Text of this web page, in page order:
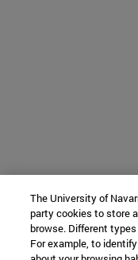
The University of
party cookies to store
browse. Different
For example, to